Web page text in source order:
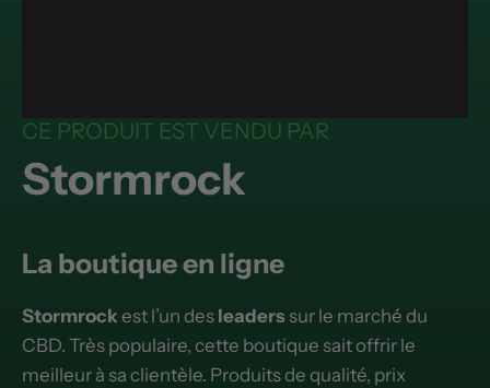
CE PRODUIT EST VENDU PAR
Stormrock
La boutique en ligne
Stormrock est l’un des leaders sur le marché du
CBD. Très populaire, cette boutique sait offrir le
meilleur à sa clientèle. Produits de qualité, prix